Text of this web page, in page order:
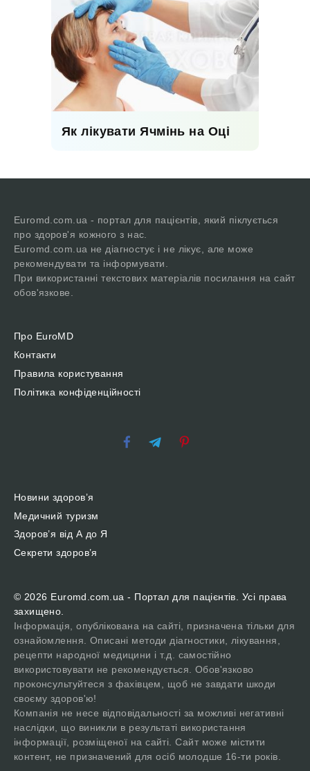
Як лікувати Ячмінь на Оці
Euromd.com.ua - портал для пацієнтів, який піклується
про здоров'я кожного з нас.
Euromd.com.ua не діагностує і не лікує, але може
рекомендувати та інформувати.
При використанні текстових матеріалів посилання на сайт
обов'язкове.
Про EuroMD
Контакти
Правила користування
Політика конфіденційності
Новини здоров’я
Медичний туризм
Здоров’я від А до Я
Секрети здоров’я
© 2026 Euromd.com.ua - Портал для пацієнтів. Усі права
захищено.
Інформація, опублікована на сайті, призначена тільки для
ознайомлення. Описані методи діагностики, лікування,
рецепти народної медицини і т.д. самостійно
використовувати не рекомендується. Обов'язково
проконсультуйтеся з фахівцем, щоб не завдати шкоди
своєму здоров'ю!
Компанія не несе відповідальності за можливі негативні
наслідки, що виникли в результаті використання
інформації, розміщеної на сайті. Сайт може містити
контент, не призначений для осіб молодше 16-ти років.